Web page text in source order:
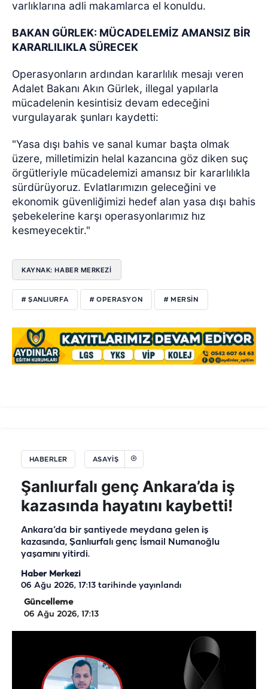
varlıklarına adli makamlarca el konuldu.
BAKAN GÜRLEK: MÜCADELEMİZ AMANSIZ BİR
KARARLILIKLA SÜRECEK
Operasyonların ardından kararlılık mesajı veren
Adalet Bakanı Akın Gürlek, illegal yapılarla
mücadelenin kesintisiz devam edeceğini
vurgulayarak şunları kaydetti:
"Yasa dışı bahis ve sanal kumar başta olmak
üzere, milletimizin helal kazancına göz diken suç
örgütleriyle mücadelemizi amansız bir kararlılıkla
sürdürüyoruz. Evlatlarımızın geleceğini ve
ekonomik güvenliğimizi hedef alan yasa dışı bahis
şebekelerine karşı operasyonlarımız hız
kesmeyecektir."
KAYNAK: HABER MERKEZİ
# ŞANLIURFA # OPERASYON # MERSIN
HABERLER ASAYIŞ
Şanlıurfalı genç Ankara’da iş
kazasında hayatını kaybetti!
Ankara’da bir şantiyede meydana gelen iş
kazasında, Şanlıurfalı genç İsmail Numanoğlu
yaşamını yitirdi.
Haber Merkezi
06 Ağu 2026, 17:13 tarihinde yayınlandı
Güncelleme
06 Ağu 2026, 17:13